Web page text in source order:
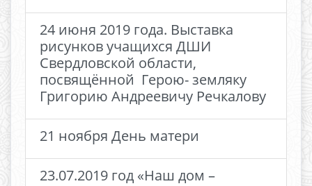
24 июня 2019 года. Выставка
рисунков учащихся ДШИ
Свердловской области,
посвящённой Герою- земляку
Григорию Андреевичу Речкалову
21 ноября День матери
23.07.2019 год «Наш дом –